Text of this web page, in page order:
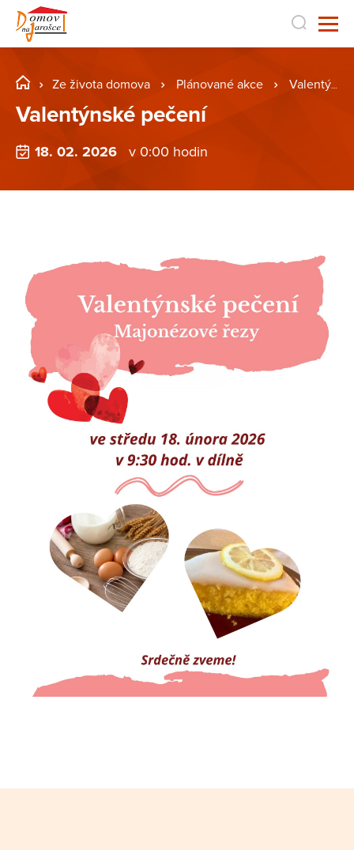
Ze života domova Plánované akce Valentýnské pečení
Valentýnské pečení
18. 02. 2026 v 0:00 hodin